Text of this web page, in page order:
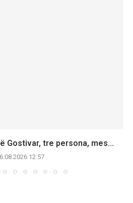
Gostivar, tre persona, mes...
12:57